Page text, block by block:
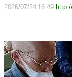
2026/07/24 16:49